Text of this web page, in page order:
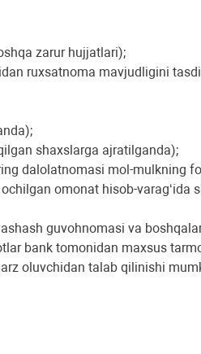
zarur hujjatlari);
ruxsatnoma mavjudligini
shaxslarga ajratilganda);
dalolatnomasi mol-mulkning
omonat hisob-
guvohnomasi va
bank tomonidan maxsus
oluvchidan talab qilinishi